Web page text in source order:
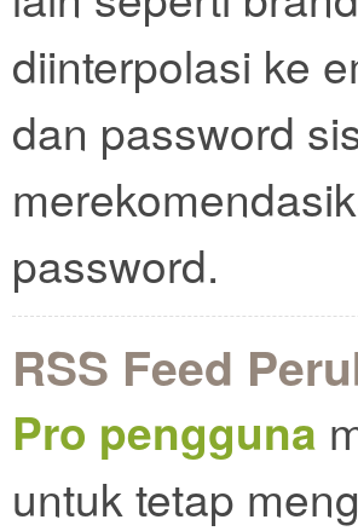
diinterpolasi ke
dan password
password.
RSS Feed
Pro pengguna
untuk tetap